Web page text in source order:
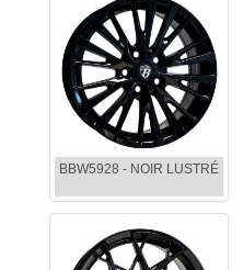
BBW5928 - NOIR LUSTRÉ